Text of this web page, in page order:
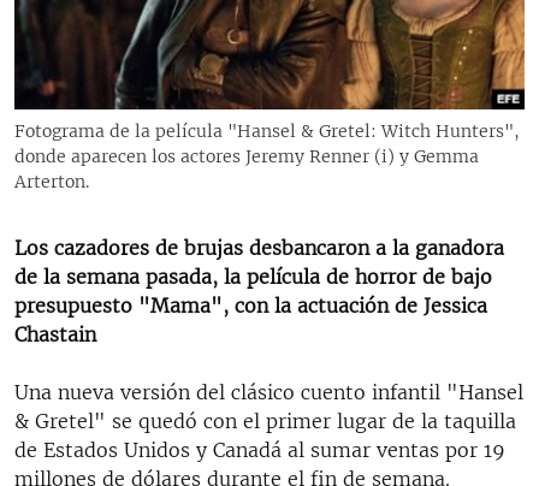
RADIO MARTÍ
ESPECIALES
LA REALIDAD DE LA VIVIENDA EN CUBA
SER VIEJO EN CUBA
KENTU-CUBANO
LOS SANTOS DE HIALEAH
DESINFORMACIÓN RUSA EN AMÉRICA LATINA
MULTIMEDIA
EDITORIALES
Fotograma de la película "Hansel & Gretel: Witch Hunters",
donde aparecen los actores Jeremy Renner (i) y Gemma
Arterton.
Los cazadores de brujas desbancaron a la ganadora
de la semana pasada, la película de horror de bajo
presupuesto "Mama", con la actuación de Jessica
Chastain
Una nueva versión del clásico cuento infantil "Hansel
& Gretel" se quedó con el primer lugar de la taquilla
de Estados Unidos y Canadá al sumar ventas por 19
millones de dólares durante el fin de semana.